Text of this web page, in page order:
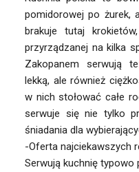
pomidorowej po żurek,
brakuje tutaj
przyrządzanej na kilka
Zakopanem serwują
lekką, ale również
w nich stołować całe
serwuje się nie tylko
śniadania dla
-Oferta najciekawszych
Serwują kuchnię typowo